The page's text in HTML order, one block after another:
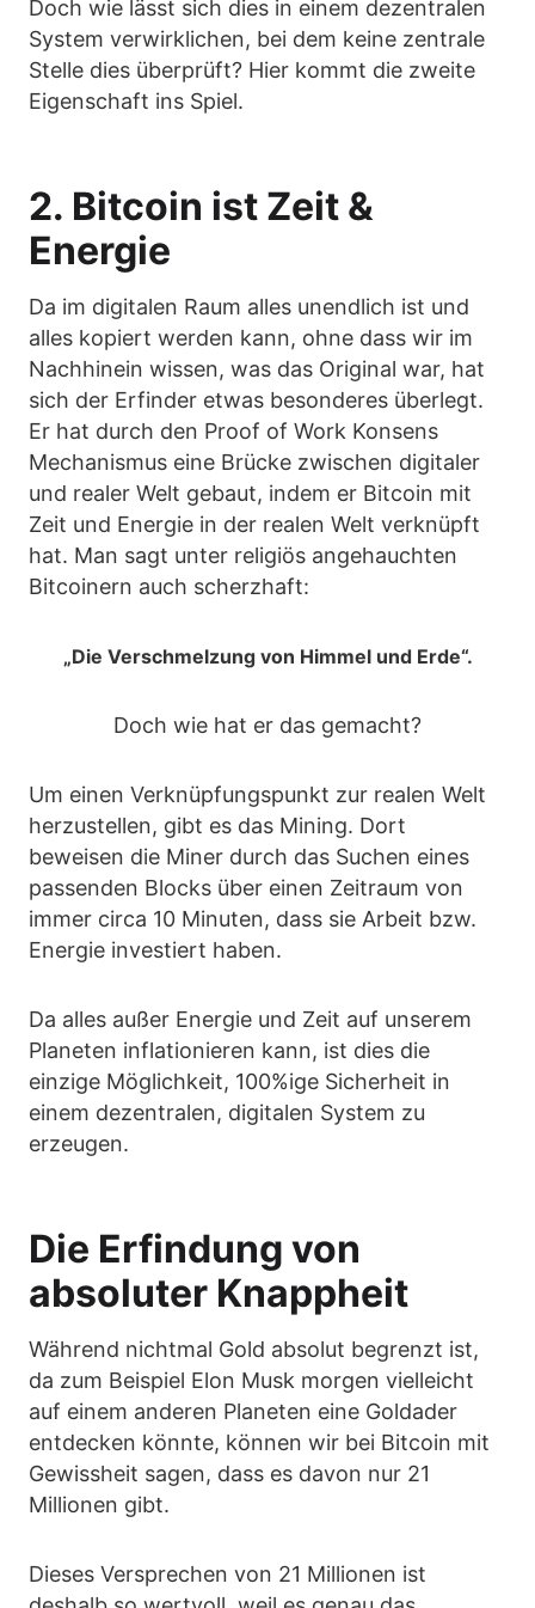
Doch wie lässt sich dies in einem dezentralen
System verwirklichen, bei dem keine zentrale
Stelle dies überprüft? Hier kommt die zweite
Eigenschaft ins Spiel.
2. Bitcoin ist Zeit &
Energie
Da im digitalen Raum alles unendlich ist und
alles kopiert werden kann, ohne dass wir im
Nachhinein wissen, was das Original war, hat
sich der Erfinder etwas besonderes überlegt.
Er hat durch den Proof of Work Konsens
Mechanismus eine Brücke zwischen digitaler
und realer Welt gebaut, indem er Bitcoin mit
Zeit und Energie in der realen Welt verknüpft
hat. Man sagt unter religiös angehauchten
Bitcoinern auch scherzhaft:
„Die Verschmelzung von Himmel und Erde“.
Doch wie hat er das gemacht?
Um einen Verknüpfungspunkt zur realen Welt
herzustellen, gibt es das Mining. Dort
beweisen die Miner durch das Suchen eines
passenden Blocks über einen Zeitraum von
immer circa 10 Minuten, dass sie Arbeit bzw.
Energie investiert haben.
Da alles außer Energie und Zeit auf unserem
Planeten inflationieren kann, ist dies die
einzige Möglichkeit, 100%ige Sicherheit in
einem dezentralen, digitalen System zu
erzeugen.
Die Erfindung von
absoluter Knappheit
Während nichtmal Gold absolut begrenzt ist,
da zum Beispiel Elon Musk morgen vielleicht
auf einem anderen Planeten eine Goldader
entdecken könnte, können wir bei Bitcoin mit
Gewissheit sagen, dass es davon nur 21
Millionen gibt.
Dieses Versprechen von 21 Millionen ist